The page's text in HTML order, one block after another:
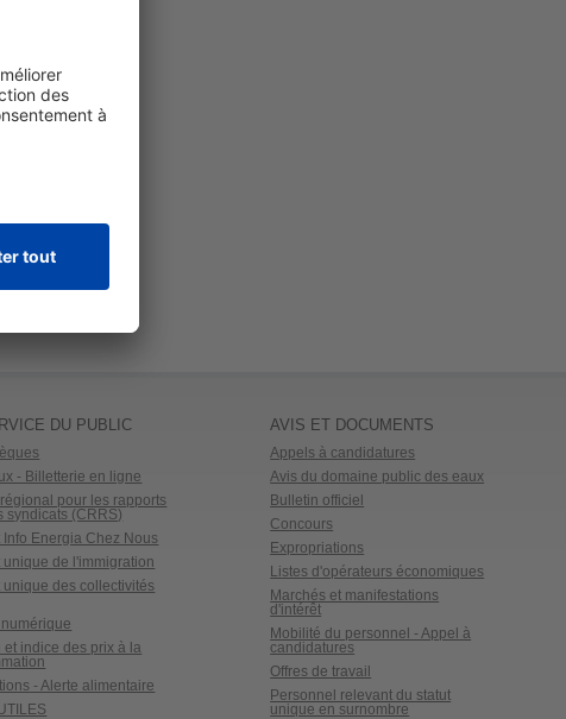
DU PUBLIC
- Billetterie en ligne
pour les rapports
syndicats (CRRS)
Info Energia Chez Nous
unique de l'immigration
unique des collectivités
numérique
et indice des prix à la
- Alerte alimentaire
AVIS ET DOCUMENTS
Appels à candidatures
Avis du domaine public des eaux
Bulletin officiel
Concours
Expropriations
Listes d'opérateurs économiques
Marchés et manifestations
d'intérêt
Mobilité du personnel - Appel à
candidatures
Offres de travail
Personnel relevant du statut
unique en surnombre